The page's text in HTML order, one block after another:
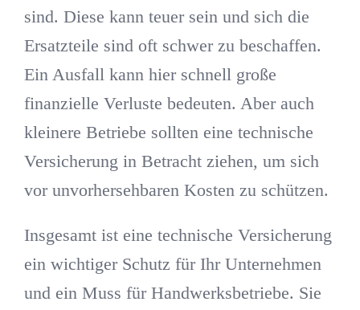
sind. Diese kann teuer sein und sich die
Ersatzteile sind oft schwer zu beschaffen.
Ein Ausfall kann hier schnell große
finanzielle Verluste bedeuten. Aber auch
kleinere Betriebe sollten eine technische
Versicherung in Betracht ziehen, um sich
vor unvorhersehbaren Kosten zu schützen.
Insgesamt ist eine technische Versicherung
ein wichtiger Schutz für Ihr Unternehmen
und ein Muss für Handwerksbetriebe. Sie